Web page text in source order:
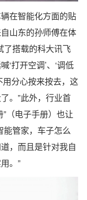
在智能化方面的贴
山东的孙师傅在体
了搭载的科大讯飞
‘打开空调’、‘调低
用分心按来按去，这
。”此外，行业首
（电子手册）也让
能管家，车子怎么
，而且是针对我自
。”